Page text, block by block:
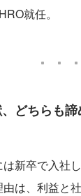
就任。
どちらも
新卒で入社
は、利益と